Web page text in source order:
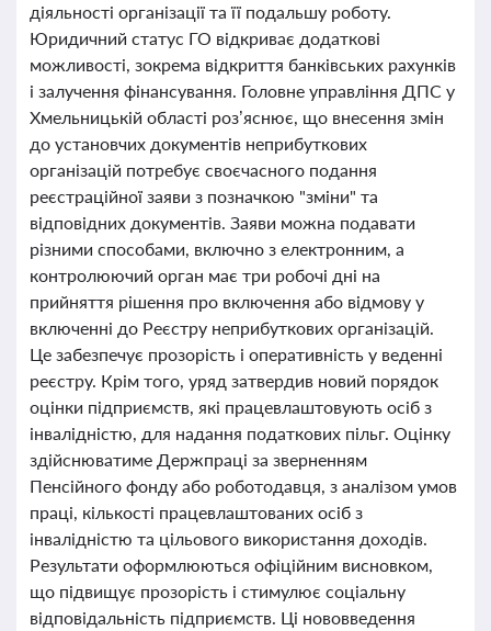
діяльності організації та її подальшу роботу.
Юридичний статус ГО відкриває додаткові
можливості, зокрема відкриття банківських рахунків
і залучення фінансування. Головне управління ДПС у
Хмельницькій області роз’яснює, що внесення змін
до установчих документів неприбуткових
організацій потребує своєчасного подання
реєстраційної заяви з позначкою "зміни" та
відповідних документів. Заяви можна подавати
різними способами, включно з електронним, а
контролюючий орган має три робочі дні на
прийняття рішення про включення або відмову у
включенні до Реєстру неприбуткових організацій.
Це забезпечує прозорість і оперативність у веденні
реєстру. Крім того, уряд затвердив новий порядок
оцінки підприємств, які працевлаштовують осіб з
інвалідністю, для надання податкових пільг. Оцінку
здійснюватиме Держпраці за зверненням
Пенсійного фонду або роботодавця, з аналізом умов
праці, кількості працевлаштованих осіб з
інвалідністю та цільового використання доходів.
Результати оформлюються офіційним висновком,
що підвищує прозорість і стимулює соціальну
відповідальність підприємств. Ці нововведення